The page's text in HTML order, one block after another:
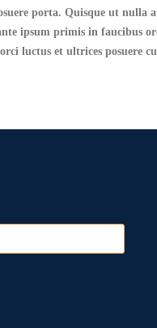
porta. Quisque ut
ipsum primis in faucibus
luctus et ultrices posuere